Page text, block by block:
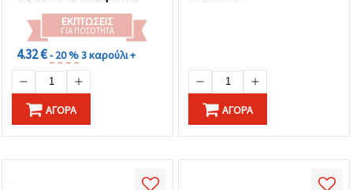
ΕΚΠΤΏΣΕΙΣ
ΓΙΑ ΠΟΣΌΤΗΤΑ
4.32 €- 20 %3 καρούλι +
ΑΓΟΡΆ ΑΓΟΡΆ